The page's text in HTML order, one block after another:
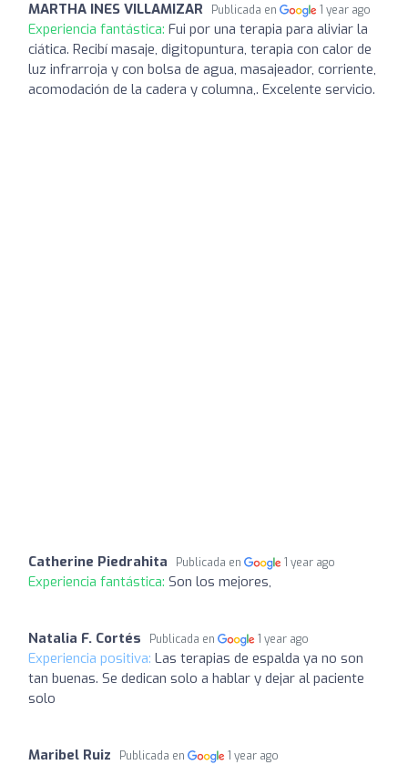
MARTHA INES VILLAMIZAR Publicada en 1 year ago
Experiencia fantástica: Fui por una terapia para aliviar la
ciática. Recibí masaje, digitopuntura, terapia con calor de
luz infrarroja y con bolsa de agua, masajeador, corriente,
acomodación de la cadera y columna,. Excelente servicio.
Catherine Piedrahita Publicada en 1 year ago
Experiencia fantástica: Son los mejores,
Natalia F. Cortés Publicada en 1 year ago
Experiencia positiva: Las terapias de espalda ya no son
tan buenas. Se dedican solo a hablar y dejar al paciente
solo
Maribel Ruiz Publicada en 1 year ago